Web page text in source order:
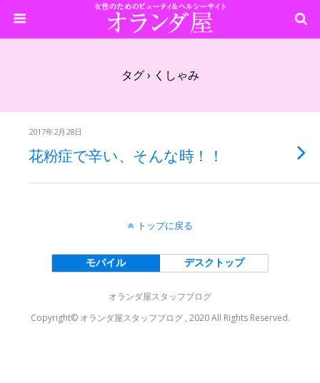
タグ › くしゃみ
2017年2月28日
花粉症で辛い、そんな時！！
トップに戻る
モバイル デスクトップ
オランダ屋スタッフブログ
Copyright© オランダ屋スタッフブログ , 2020 All Rights Reserved.